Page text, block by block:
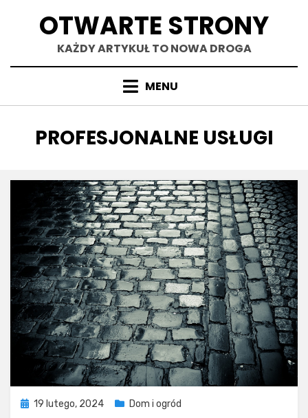
OTWARTE STRONY
KAŻDY ARTYKUŁ TO NOWA DROGA
MENU
TAG
:
PROFESJONALNE USŁUGI
Posted
19 lutego, 2024 Dom i ogród